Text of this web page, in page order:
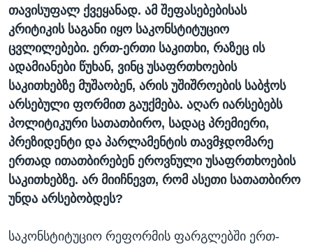
თავისუფალ ქვეყანად. ამ შეფასებებისას
კრიტიკის საგანი იყო საკონსტიტუციო
ცვლილებები. ერთ-ერთი საკითხი, რაზეც ის
ადამიანები წუხან, ვინც უსაფრთხოების
საკითხებზე მუშაობენ, არის უშიშროების საბჭოს
არსებული ფორმით გაუქმება. აღარ იარსებებს
პოლიტიკური სათათბირო, სადაც პრემიერი,
პრეზიდენტი და პარლამენტის თავმჯდომარე
ერთად ითათბირებენ ეროვნული უსაფრთხოების
საკითხებზე. არ მიიჩნევთ, რომ ასეთი სათათბირო
უნდა არსებობდეს?
საკონსტიტუციო რეფორმის ფარგლებში ერთ-